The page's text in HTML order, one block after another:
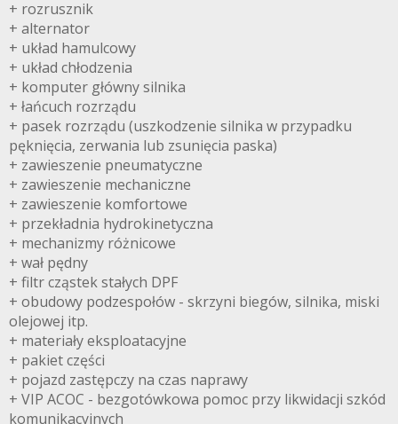
+ rozrusznik
+ alternator
+ układ hamulcowy
+ układ chłodzenia
+ komputer główny silnika
+ łańcuch rozrządu
+ pasek rozrządu (uszkodzenie silnika w przypadku
pęknięcia, zerwania lub zsunięcia paska)
+ zawieszenie pneumatyczne
+ zawieszenie mechaniczne
+ zawieszenie komfortowe
+ przekładnia hydrokinetyczna
+ mechanizmy różnicowe
+ wał pędny
+ filtr cząstek stałych DPF
+ obudowy podzespołów - skrzyni biegów, silnika, miski
olejowej itp.
+ materiały eksploatacyjne
+ pakiet części
+ pojazd zastępczy na czas naprawy
+ VIP ACOC - bezgotówkowa pomoc przy likwidacji szkód
komunikacyjnych